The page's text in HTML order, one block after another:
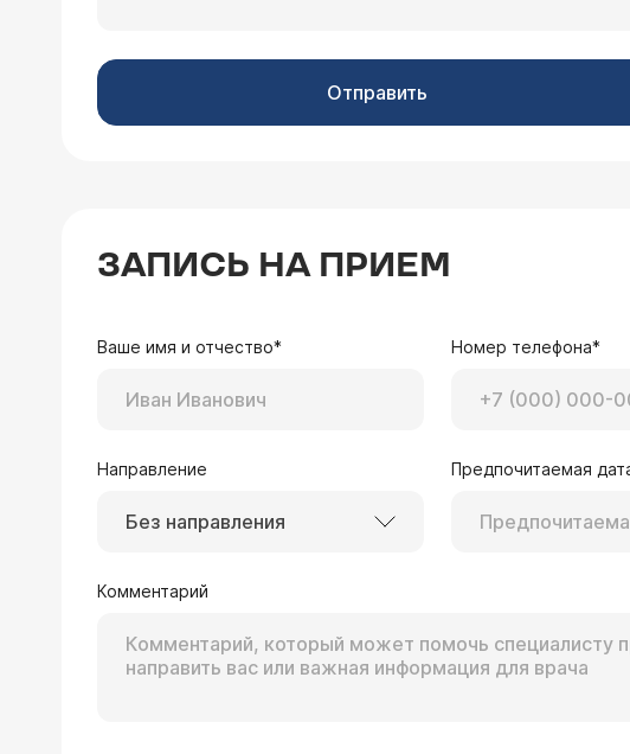
Отправить
ЗАПИСЬ НА ПРИЕМ
Ваше имя и отчество* Номер телефона*
Направление
Без направления
Предпочитаемая
Комментарий